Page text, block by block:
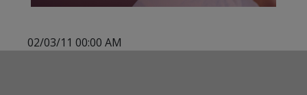
02/03/11 00:00 AM